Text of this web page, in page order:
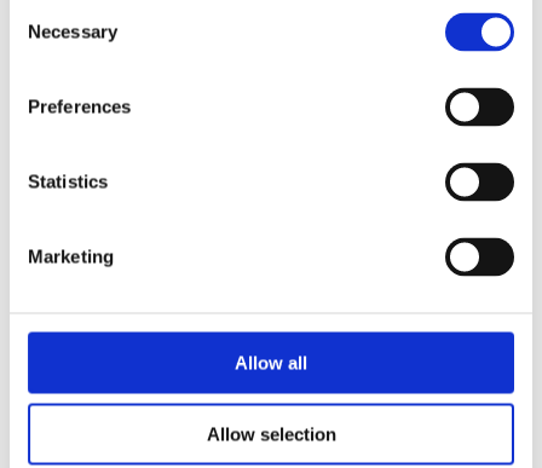
Selection
Necessary
Preferences
Statistics
Marketing
Allow all
Allow selection
konflikt, hvilket øger stressniveauet for det enkelte
individ.
Især den underforståede forventning om, at
kvinder
kultur, hvor kvinders behov og ønsker ikke
Sammen skaber disse faktorer et miljø, hvor kvinder